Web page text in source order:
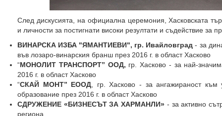
След дискусията, на официална церемония, Хасковската
и личности за постигнати високи резултати и съдействие за
ВИНАРСКА ИЗБА "ЯМАНТИЕВИ", гр. Ивайловград - за
във лозаро-винарския бранш през 2016 г. в област Хасково
“МОНОЛИТ ТРАНСПОРТ” ООД, гр. Хасково - за най-
2016 г. в област Хасково
“СКАЙ МОНТ” ЕООД , гр. Хасково - за ангажираност
образование през 2016 г. в област Хасково
СДРУЖЕНИЕ «БИЗНЕСЪТ ЗА ХАРМАНЛИ» - за активно
региона